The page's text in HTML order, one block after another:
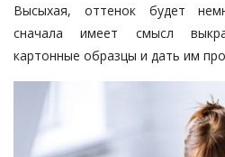
Высыхая, оттенок будет
сначала имеет смысл
картонные образцы и дать им